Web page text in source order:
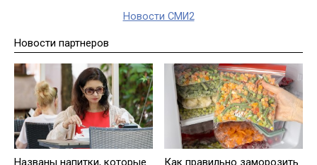
Новости СМИ2
Новости партнеров
Названы напитки, которые Как правильно заморозить